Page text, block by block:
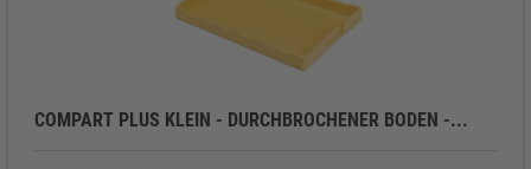
COMPART PLUS KLEIN - DURCHBROCHENER BODEN -...